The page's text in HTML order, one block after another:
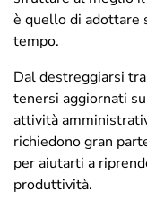
è quello di adottare
tempo.
Dal destreggiarsi
tenersi aggiornati
attività
richiedono gran
per aiutarti a
produttività.